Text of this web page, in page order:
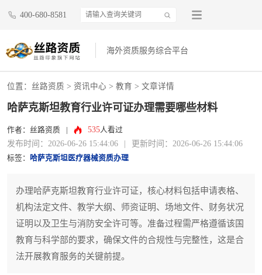
400-680-8581
海外资质服务综合平台
位置： 丝路资质 > 资讯中心 > 教育 > 文章详情
哈萨克斯坦教育行业许可证办理需要哪些材料
作者：丝路资质 535人看过
发布时间：2026-06-26 15:44:06 更新时间：2026-06-26 15:44:06
标签： 哈萨克斯坦医疗器械资质办理
办理哈萨克斯坦教育行业许可证，核心材料包括申请表格、
机构法定文件、教学大纲、师资证明、场地文件、财务状况
证明以及卫生与消防安全许可等。准备过程需严格遵循该国
教育与科学部的要求，确保文件的合规性与完整性，这是合
法开展教育服务的关键前提。